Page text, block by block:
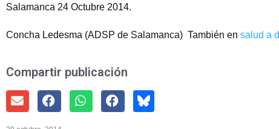
Salamanca 24 Octubre 2014.
Concha Ledesma (ADSP de Salamanca) También en salud a
Compartir publicación